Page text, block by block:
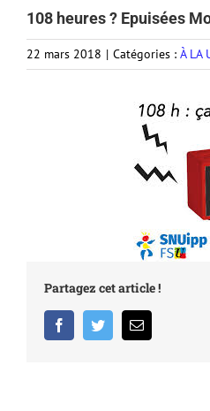
108 heures ? Epuisées
22 mars 2018 | Catégories : À LA
Partagez cet article !
FacebookTwitterEmail